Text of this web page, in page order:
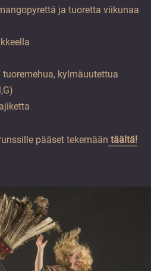
ja tuoretta viikunaa
kylmäuutettua
pääset tekemään täältä!